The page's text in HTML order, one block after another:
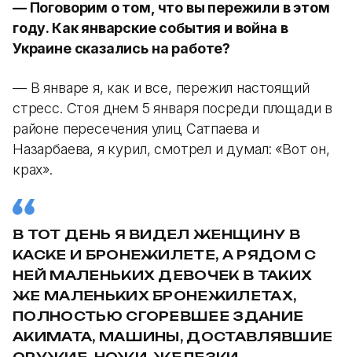
— Поговорим о том, что вы пережили в этом
году. Как январские события и война в
Украине сказались на работе?
— В январе я, как и все, пережил настоящий
стресс. Стоя днем 5 января посреди площади в
районе пересечения улиц Сатпаева и
Назарбаева, я курил, смотрел и думал: «Вот он,
крах».
В ТОТ ДЕНЬ Я ВИДЕЛ ЖЕНЩИНУ В
КАСКЕ И БРОНЕЖИЛЕТЕ, А РЯДОМ С
НЕЙ МАЛЕНЬКИХ ДЕВОЧЕК В ТАКИХ
ЖЕ МАЛЕНЬКИХ БРОНЕЖИЛЕТАХ,
ПОЛНОСТЬЮ СГОРЕВШЕЕ ЗДАНИЕ
АКИМАТА, МАШИНЫ, ДОСТАВЛЯВШИЕ